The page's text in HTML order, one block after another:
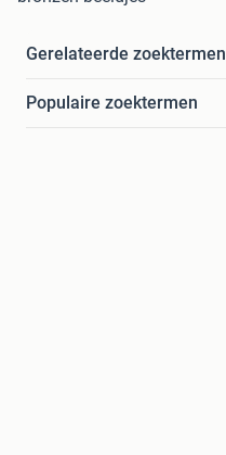
Gerelateerde zoektermen
Populaire zoektermen